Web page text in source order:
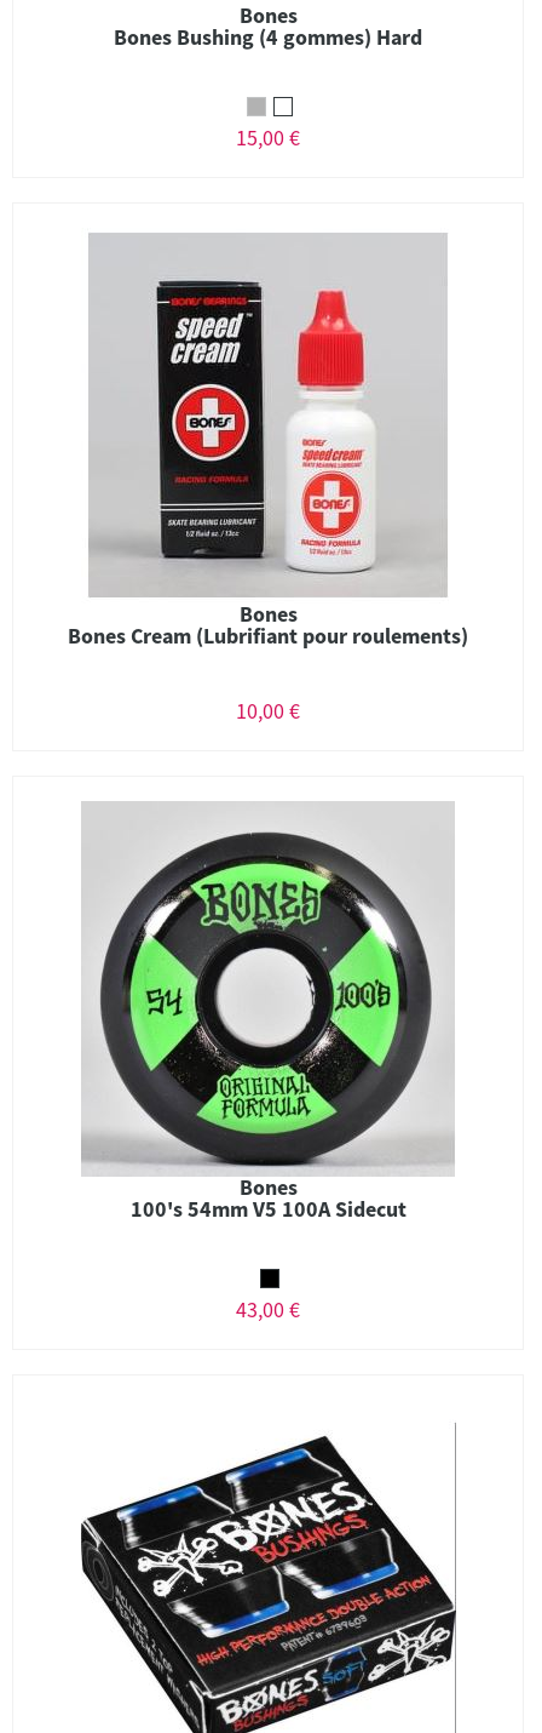
Bones
Bones Bushing (4 gommes) Hard
15,00 €
Bones
Bones Cream (Lubrifiant pour roulements)
10,00 €
Bones
100's 54mm V5 100A Sidecut
43,00 €